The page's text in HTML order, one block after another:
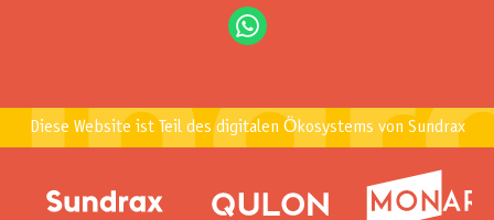
Diese Website ist Teil des digitalen Ökosystems von Sundrax